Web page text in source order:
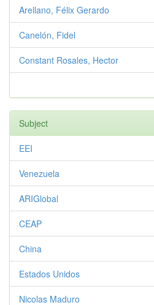
Arellano, Félix Gerardo
Canelón, Fidel
Constant Rosales, Hector
Subject
EEI
Venezuela
ARIGlobal
CEAP
China
Estados Unidos
Nicolas Maduro